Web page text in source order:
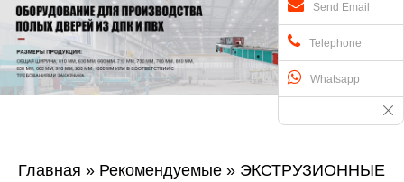
Главная » Рекомендуемые » ЭКСТРУЗИОННЫЕ
Send Email
Telephone
Whatsapp